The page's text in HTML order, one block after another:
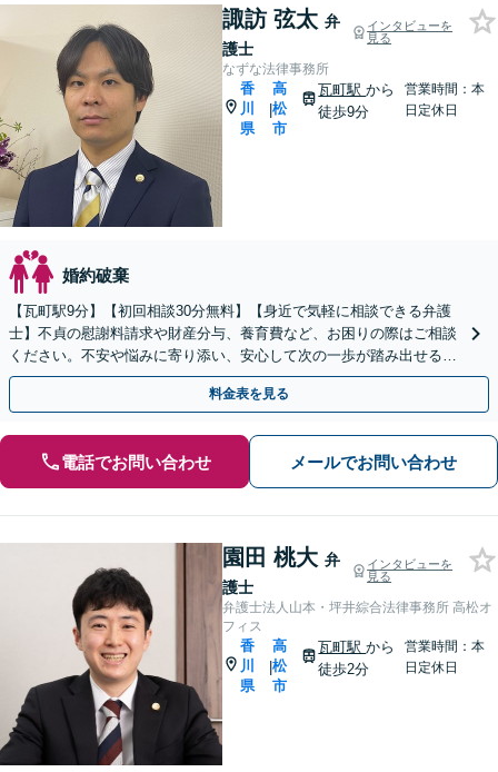
諏訪 弦太 弁
護士
インタビューを
見る
なずな法律事務所
香
川
県
|
高
松
市
瓦町駅から
徒歩9分
営業時間：本
日定休日
婚約破棄
【瓦町駅9分】【初回相談30分無料】【身近で気軽に相談できる弁護
士】不貞の慰謝料請求や財産分与、養育費など、お困りの際はご相談
ください。不安や悩みに寄り添い、安心して次の一歩が踏み出せるよ
うサポートします。【電話相談可】【休日・夜間対応】
料金表を見る
電話でお問い合わせ メールでお問い合わせ
園田 桃大 弁
護士
インタビューを
見る
弁護士法人山本・坪井綜合法律事務所 高松オ
フィス
香
川
県
|
高
松
市
瓦町駅から
徒歩2分
営業時間：本
日定休日